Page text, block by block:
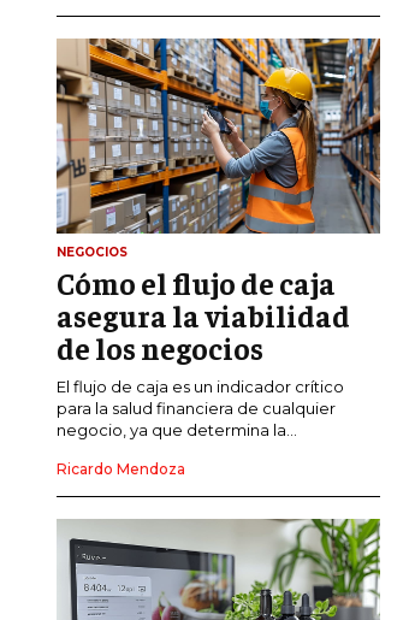
ALIANZAS ESTRATÉGICAS
TECNOLOGIA
SOSTENIBILIDAD Y MEDIO AMBIENTE
GESTIÓN DE LA INNOVACIÓN
TECNOLÓGICA
TRANSFORMACIÓN DIGITAL
ANALÍTICA EMPRESARIAL Y BUSINESS
INTELLIGENCE
CIBERSEGURIDAD EMPRESARIAL
ESTRATEGIA
EMPRESAS FAMILIARES Y SUCESIÓN
NEGOCIACIÓN Y RESOLUCIÓN DE
CONFLICTOS
DERECHO EMPRESARIAL Y
REGULACIONES
NEGOCIOS
Cómo el flujo de caja
asegura la viabilidad
de los negocios
El flujo de caja es un indicador crítico
para la salud financiera de cualquier
negocio, ya que determina la...
Ricardo Mendoza